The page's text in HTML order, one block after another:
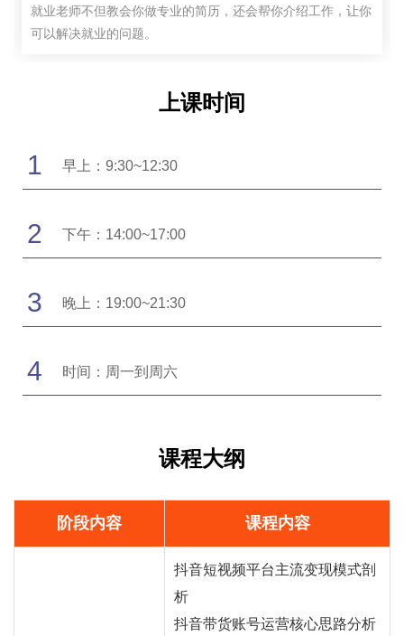
就业老师不但教会你做专业的简历，还会帮你介绍工作，让你
可以解决就业的问题。
上课时间
1 早上：9:30~12:30
2 下午：14:00~17:00
3 晚上：19:00~21:30
4 时间：周一到周六
课程大纲
阶段内容 课程内容
抖音短视频平台主流变现模式剖
析
抖音带货账号运营核心思路分析